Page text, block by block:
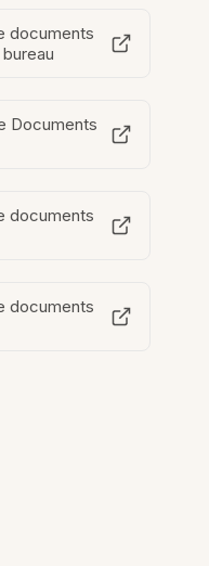
documents
Documents
documents
documents